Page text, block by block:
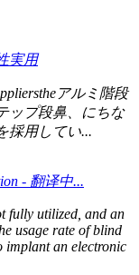
実用
アルミ階段
ップ段鼻、にちな
採用してい...
- 翻译中...
fully utilized, and an
usage rate of blind
implant an electronic